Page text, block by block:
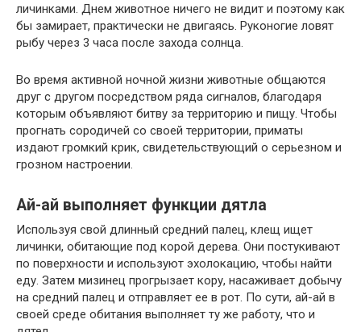
личинками. Днем животное ничего не видит и поэтому как
бы замирает, практически не двигаясь. Руконогие ловят
рыбу через 3 часа после захода солнца.
Во время активной ночной жизни животные общаются
друг с другом посредством ряда сигналов, благодаря
которым объявляют битву за территорию и пищу. Чтобы
прогнать сородичей со своей территории, приматы
издают громкий крик, свидетельствующий о серьезном и
грозном настроении.
Ай-ай выполняет функции дятла
Используя свой длинный средний палец, клещ ищет
личинки, обитающие под корой дерева. Они постукивают
по поверхности и используют эхолокацию, чтобы найти
еду. Затем мизинец прогрызает кору, насаживает добычу
на средний палец и отправляет ее в рот. По сути, ай-ай в
своей среде обитания выполняет ту же работу, что и